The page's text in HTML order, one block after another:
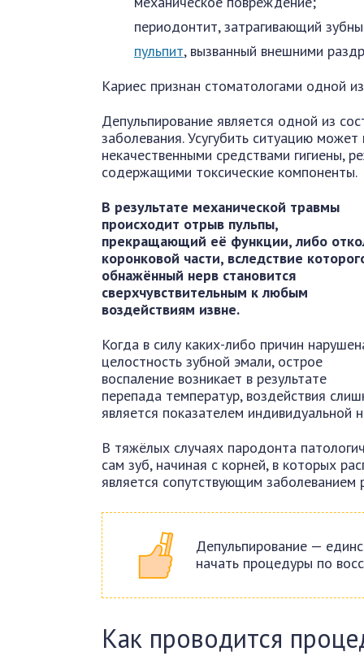
периодонтит, затрагивающий
пульпит, вызванный внешними
Кариес признан стоматологами одной
Депульпирование является одной из
заболевания. Усугубить ситуацию
некачественными средствами гигиены,
содержащими токсические компоненты.
В результате механической травмы
происходит отрыв пульпы,
прекращающий её функции, либо
коронковой части, вследствие
обнажённый нерв становится
сверхчувствительным к любым
воздействиям извне.
Когда в силу каких-либо причин
целостность зубной эмали, острое
воспаление возникает в результате
перепада температур, воздействия
является показателем индивидуальной
В тяжёлых случаях пародонта
сам зуб, начиная с корней, в которых
является сопутствующим
Депульпирование —
начать процедуры по
Как проводится